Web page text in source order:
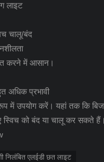
लाइट
चालू/बंद
करने में आसान।
अधिक प्रभावी
में उपयोग करें। यहां तक ​​कि
स्विच को बंद या चालू कर सकते हैं।
निलंबित एलईडी छत लाइट